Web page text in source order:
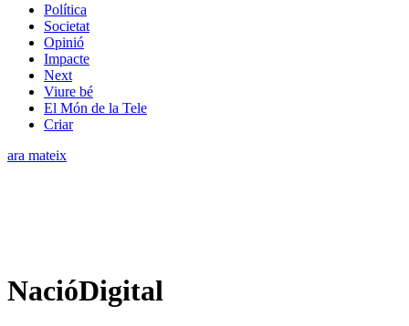
Política
Societat
Opinió
Impacte
Next
Viure bé
El Món de la Tele
Criar
ara mateix
NacióDigital